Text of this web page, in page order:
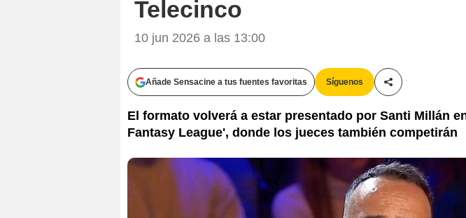
Telecinco
10 jun 2026 a las 13:00
Añade Sensacine a tus fuentes favoritas Síguenos
Compartir esta
El formato volverá a estar presentado por Santi Millán
Fantasy League', donde los jueces también competirán